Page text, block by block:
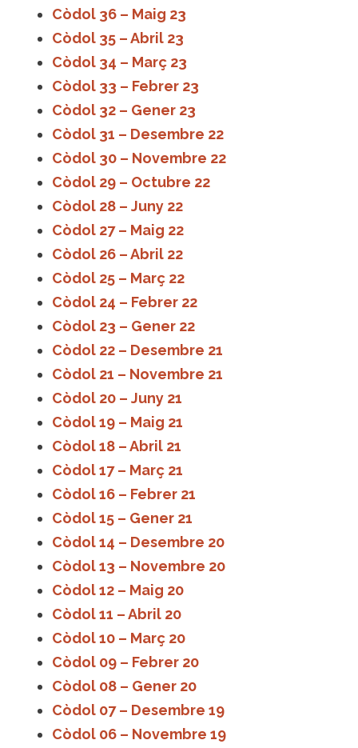
Còdol 36 – Maig 23
Còdol 35 – Abril 23
Còdol 34 – Març 23
Còdol 33 – Febrer 23
Còdol 32 – Gener 23
Còdol 31 – Desembre 22
Còdol 30 – Novembre 22
Còdol 29 – Octubre 22
Còdol 28 – Juny 22
Còdol 27 – Maig 22
Còdol 26 – Abril 22
Còdol 25 – Març 22
Còdol 24 – Febrer 22
Còdol 23 – Gener 22
Còdol 22 – Desembre 21
Còdol 21 – Novembre 21
Còdol 20 – Juny 21
Còdol 19 – Maig 21
Còdol 18 – Abril 21
Còdol 17 – Març 21
Còdol 16 – Febrer 21
Còdol 15 – Gener 21
Còdol 14 – Desembre 20
Còdol 13 – Novembre 20
Còdol 12 – Maig 20
Còdol 11 – Abril 20
Còdol 10 – Març 20
Còdol 09 – Febrer 20
Còdol 08 – Gener 20
Còdol 07 – Desembre 19
Còdol 06 – Novembre 19